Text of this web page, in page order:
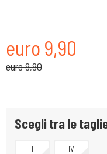
euro 9,90
euro 9,90
Scegli tra le
I IV